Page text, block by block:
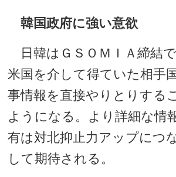
韓国政府に強い意欲
日韓はＧＳＯＭＩＡ締結
米国を介して得ていた相手
事情報を直接やりとりする
ようになる。より詳細な情
有は対北抑止力アップにつ
して期待される。